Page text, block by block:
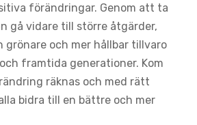
förändringar. Genom att ta
gå vidare till större åtgärder,
grönare och mer hållbar tillvaro
framtida generationer. Kom
räknas och med rätt
bidra till en bättre och mer